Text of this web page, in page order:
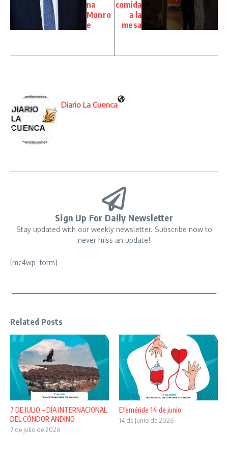
na
Monro
e
comida
a la
mesa
Diario La Cuenca
Sign Up For Daily Newsletter
Stay updated with our weekly newsletter. Subscribe now to
never miss an update!
[mc4wp_form]
Related Posts
7 DE JULIO – DÍA INTERNACIONAL
DEL CÓNDOR ANDINO
7 de julio de 2026
Efeméride 14 de junio
14 de junio de 2026